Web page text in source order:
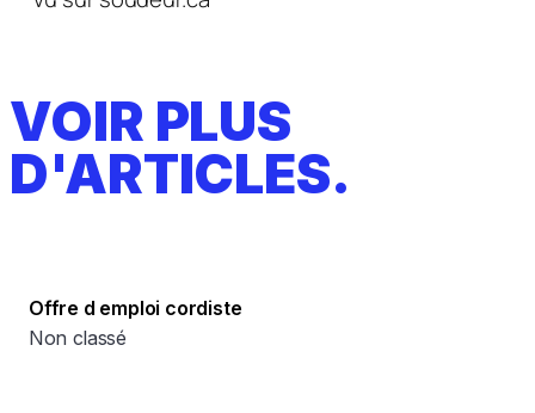
VOIR PLUS
D'ARTICLES.
Offre d emploi cordiste
Non classé